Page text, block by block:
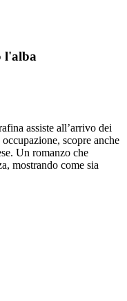
l'alba
assiste all’arrivo dei
scopre anche
Un romanzo che
mostrando come sia